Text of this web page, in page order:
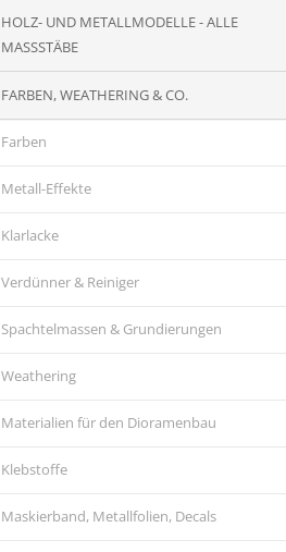
HOLZ- UND METALLMODELLE - ALLE
MASSSTÄBE
FARBEN, WEATHERING & CO.
Farben
Metall-Effekte
Klarlacke
Verdünner & Reiniger
Spachtelmassen & Grundierungen
Weathering
Materialien für den Dioramenbau
Klebstoffe
Maskierband, Metallfolien, Decals